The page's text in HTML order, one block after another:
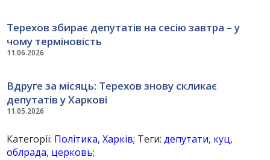
11.06.2026
Терехов збирає депутатів на сесію завтра – у
чому терміновість
11.05.2026
Вдруге за місяць: Терехов знову скликає
депутатів у Харкові
Категорії: Політика,Харків; Теги:депутати, куц,
облрада, церковь;